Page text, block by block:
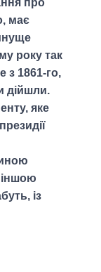
має
року так
з 1861-го,
дійшли.
яке
іншою
із